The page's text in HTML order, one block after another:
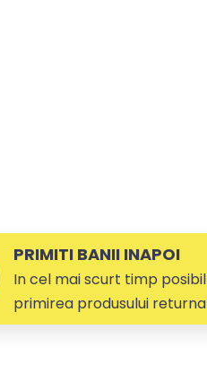
PRIMITI BANII INAPOI
In cel mai scurt timp
primirea produsului